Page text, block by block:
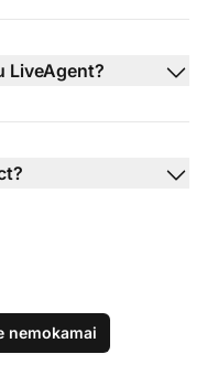
LiveAgent?
nemokamai